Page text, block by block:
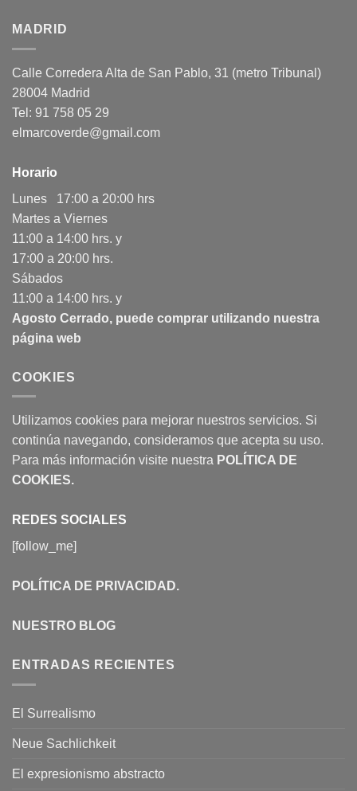
MADRID
Calle Corredera Alta de San Pablo, 31 (metro Tribunal)
28004 Madrid
Tel: 91 758 05 29
elmarcoverde@gmail.com
Horario
Lunes 17:00 a 20:00 hrs
Martes a Viernes
11:00 a 14:00 hrs. y
17:00 a 20:00 hrs.
Sábados
11:00 a 14:00 hrs. y
Agosto Cerrado, puede comprar utilizando nuestra
página web
COOKIES
Utilizamos cookies para mejorar nuestros servicios. Si
continúa navegando, consideramos que acepta su uso.
Para más información visite nuestra POLÍTICA DE
COOKIES.
REDES SOCIALES
[follow_me]
POLÍTICA DE PRIVACIDAD.
NUESTRO BLOG
ENTRADAS RECIENTES
El Surrealismo
Neue Sachlichkeit
El expresionismo abstracto